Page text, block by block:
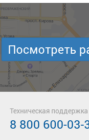
Посмотреть
Техническая поддержка
8 800 600-03-